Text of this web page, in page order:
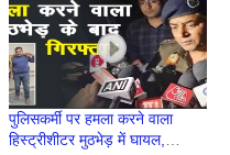
पुलिसकर्मी पर हमला करने वाला
हिस्ट्रीशीटर मुठभेड़ में घायल,